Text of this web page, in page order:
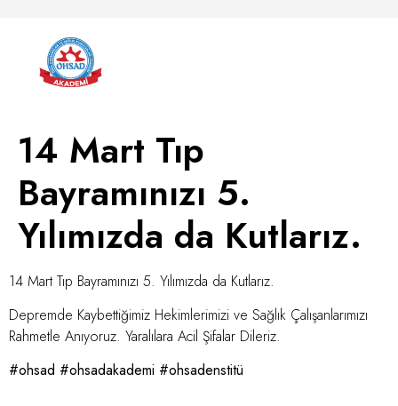
14 Mart Tıp
Bayramınızı 5.
Yılımızda da Kutlarız.
14 Mart Tıp Bayramınızı 5. Yılımızda da Kutlarız.
Depremde Kaybettiğimiz Hekimlerimizi ve Sağlık Çalışanlarımızı
Rahmetle Anıyoruz. Yaralılara Acil Şifalar Dileriz.
#ohsad #ohsadakademi #ohsadenstitü